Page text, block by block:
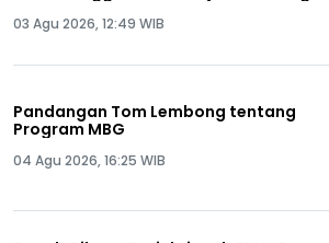
03 Agu 2026, 12:49 WIB
Pandangan Tom Lembong tentang
Program MBG
04 Agu 2026, 16:25 WIB